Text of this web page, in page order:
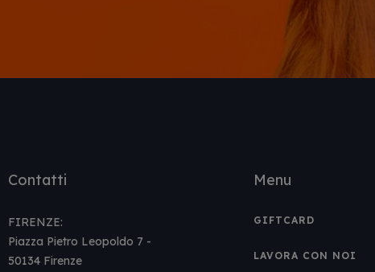
Menu
GIFTCARD
LAVORA CON NOI
Contatti
FIRENZE:
Piazza Pietro Leopoldo 7 -
50134 Firenze